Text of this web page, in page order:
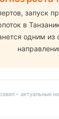
запуск
в
одним
– актуальные